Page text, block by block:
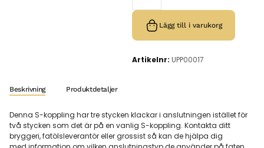
Lägg till i varukorg
Artikelnr: UPP00017
Beskrivning Produktdetaljer
Denna S-koppling har tre stycken klackar i anslutningen istället för
två stycken som det är på en vanlig S-koppling. Kontakta ditt
bryggeri, fatölsleverantör eller grossist så kan de hjälpa dig